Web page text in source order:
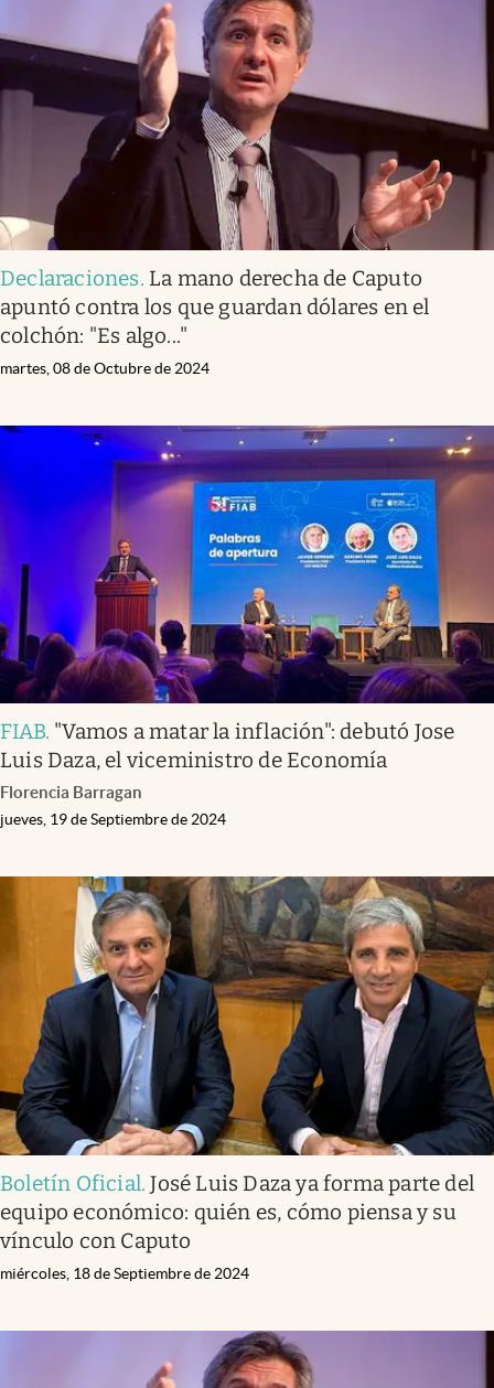
Declaraciones. La mano derecha de Caputo
apuntó contra los que guardan dólares en el
colchón: "Es algo..."
martes, 08 de Octubre de 2024
FIAB. "Vamos a matar la inflación": debutó Jose
Luis Daza, el viceministro de Economía
Florencia Barragan
jueves, 19 de Septiembre de 2024
Boletín Oficial.José Luis Daza ya forma parte del
equipo económico: quién es, cómo piensa y su
vínculo con Caputo
miércoles, 18 de Septiembre de 2024